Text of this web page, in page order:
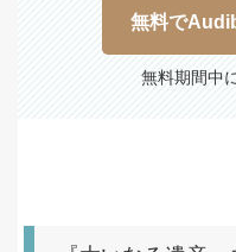
無料で
無料期間中